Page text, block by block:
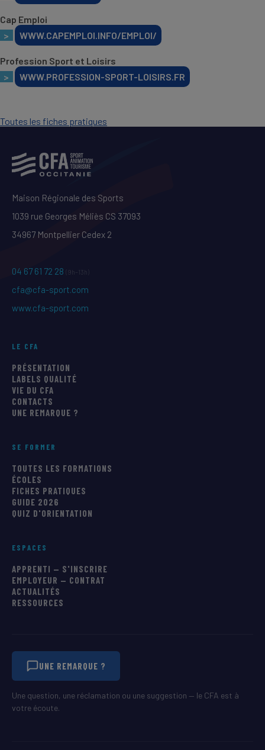
Cap Emploi
>
WWW.CAPEMPLOI.INFO/EMPLOI/
Profession Sport et Loisirs
>
WWW.PROFESSION-SPORT-LOISIRS.FR
Toutes les fiches pratiques
Maison Régionale des Sports
1039 rue Georges Méliès CS 37093
34967 Montpellier Cedex 2
04 67 61 72 28 (9h–13h)
cfa@cfa-sport.com
www.cfa-sport.com
LE CFA
PRÉSENTATION
LABELS QUALITÉ
VIE DU CFA
CONTACTS
UNE REMARQUE ?
SE FORMER
TOUTES LES FORMATIONS
ÉCOLES
FICHES PRATIQUES
GUIDE 2026
QUIZ D'ORIENTATION
ESPACES
APPRENTI — S'INSCRIRE
EMPLOYEUR — CONTRAT
ACTUALITÉS
RESSOURCES
UNE REMARQUE ?
Une question, une réclamation ou une suggestion — le CFA est à
votre écoute.